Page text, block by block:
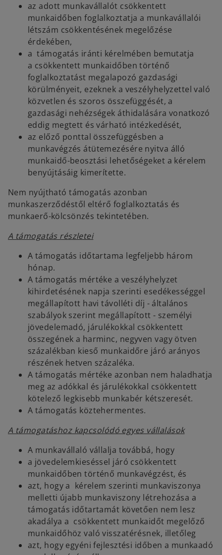
az adott munkavállalót csökkentett
munkaidőben foglalkoztatja a munkavállalói
létszám csökkentésének megelőzése
érdekében,
a támogatás iránti kérelmében bemutatja
a csökkentett munkaidőben történő
foglalkoztatást megalapozó gazdasági
körülményeit, ezeknek a veszélyhelyzettel való
közvetlen és szoros összefüggését, a
gazdasági nehézségek áthidalására vonatkozó
eddig megtett és várható intézkedését,
az előző ponttal összefüggésben a
munkavégzés átütemezésére nyitva álló
munkaidő-beosztási lehetőségeket a kérelem
benyújtásáig kimerítette.
Nem nyújtható támogatás azonban
munkaszerződéstől eltérő foglalkoztatás és
munkaerő-kölcsönzés tekintetében.
A támogatás részletei
A támogatás időtartama legfeljebb három
hónap.
A támogatás mértéke a veszélyhelyzet
kihirdetésének napja szerinti esedékességgel
megállapított havi távolléti díj - általános
szabályok szerint megállapított - személyi
jövedelemadó, járulékokkal csökkentett
összegének a harminc, negyven vagy ötven
százalékban kieső munkaidőre járó arányos
részének hetven százaléka.
A támogatás mértéke azonban nem haladhatja
meg az adókkal és járulékokkal csökkentett
kötelező legkisebb munkabér kétszeresét.
A támogatás köztehermentes.
A támogatáshoz kapcsolódó egyes vállalások
A munkavállaló vállalja továbbá, hogy
a jövedelemkieséssel járó csökkentett
munkaidőben történő munkavégzést, és
azt, hogy a kérelem szerinti munkaviszonya
melletti újabb munkaviszony létrehozása a
támogatás időtartamát követően nem lesz
akadálya a csökkentett munkaidőt megelőző
munkaidőhöz való visszatérésnek, illetőleg
azt, hogy egyéni fejlesztési időben a munkaadó